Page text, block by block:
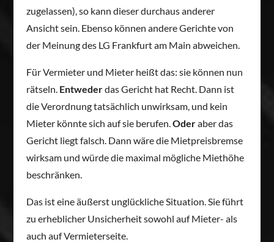
zugelassen), so kann dieser durchaus anderer
Ansicht sein. Ebenso können andere Gerichte von
der Meinung des LG Frankfurt am Main abweichen.
Für Vermieter und Mieter heißt das: sie können nun
rätseln. Entwederdas Gericht hat Recht. Dann ist
die Verordnung tatsächlich unwirksam, und kein
Mieter könnte sich auf sie berufen. Oderaber das
Gericht liegt falsch. Dann wäre die Mietpreisbremse
wirksam und würde die maximal mögliche Miethöhe
beschränken.
Das ist eine äußerst unglückliche Situation. Sie führt
zu erheblicher Unsicherheit sowohl auf Mieter- als
auch auf Vermieterseite.